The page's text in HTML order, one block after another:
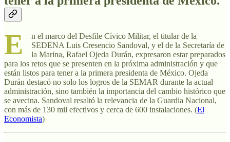
E
n el marco del Desfile Cívico Militar, el titular de la
SEDENA Luis Cresencio Sandoval, y el de la Secretaría de
la Marina, Rafael Ojeda Durán, expresaron estar preparados
para los retos que se presenten en la próxima administración y que
están listos para tener a la primera presidenta de México. Ojeda
Durán destacó no solo los logros de la SEMAR durante la actual
administración, sino también la importancia del cambio histórico que
se avecina. Sandoval resaltó la relevancia de la Guardia Nacional,
con más de 130 mil efectivos y cerca de 600 instalaciones. (El
Economista)